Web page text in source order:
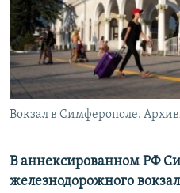
ПОБЕДИТЕЛЕЙ НЕ СУДЯТ?
КРЫМ.НЕПОКОРЕННЫЙ
ELIFBE
УКРАИНСКАЯ ПРОБЛЕМА КРЫМА
ПРИСОЕДИНЯЙТЕСЬ!
Все сайты RFE/RL
Вокзал в Симферополе.
В аннексированном РФ
железнодорожного